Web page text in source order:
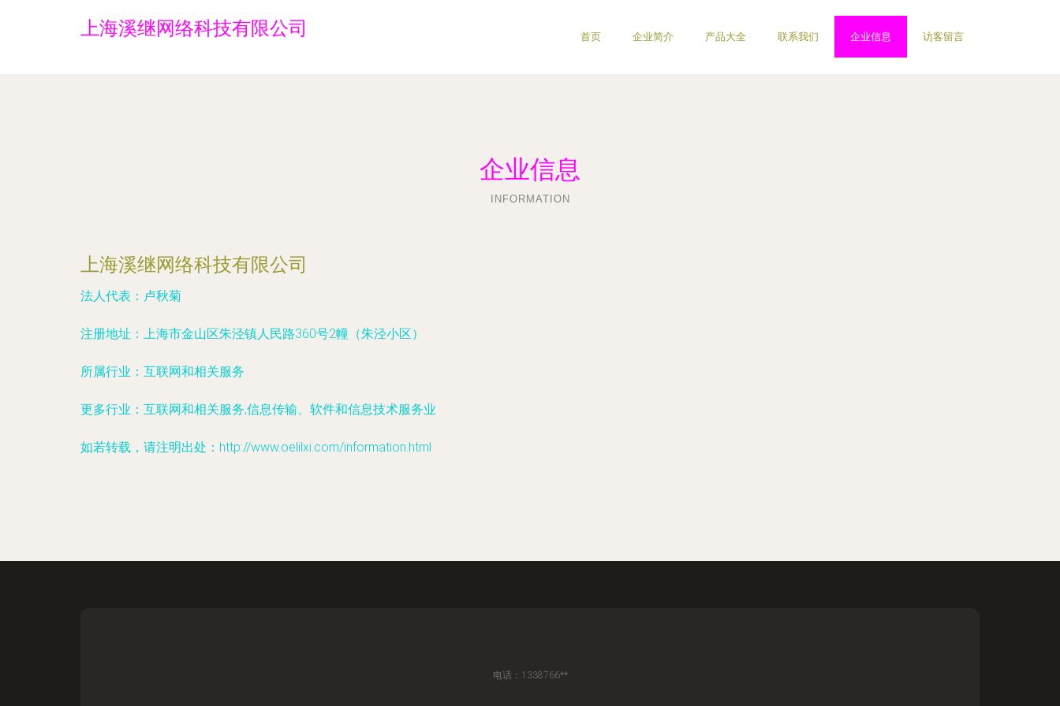
上海溪继网络科技有限公司 首页 企业简介 产品大全 联系我们 企业信息 访客留言
企业信息
INFORMATION
上海溪继网络科技有限公司
法人代表： 卢秋菊
注册地址： 上海市金山区朱泾镇人民路360号2幢（朱泾小区）
所属行业： 互联网和相关服务
更多行业： 互联网和相关服务,信息传输、软件和信息技术服务业
如若转载，请注明出处：http://www.oelilxi.com/information.html
电话：1338766**